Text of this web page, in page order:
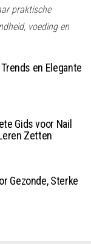
praktische
voeding en
en Elegante
Gids voor Nail
Zetten
Gezonde, Sterke